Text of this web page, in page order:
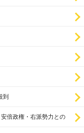
到
倍政権・右派勢力との